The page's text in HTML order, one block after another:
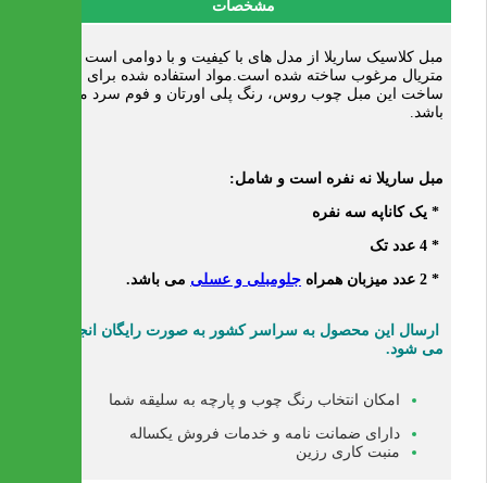
مشخصات
مبل کلاسیک ساریلا از مدل های با کیفیت و با دوامی است که از
متریال مرغوب ساخته شده است.مواد استفاده شده برای
ساخت این مبل چوب روس، رنگ پلی اورتان و فوم سرد می
باشد.
مبل ساریلا نه نفره است و شامل:
* یک کاناپه سه نفره
* 4 عدد تک
* 2 عدد میزبان همراه جلومبلی و عسلی می باشد.
ارسال این محصول به سراسر کشور به صورت رایگان انجام
می شود.
امکان انتخاب رنگ چوب و پارچه به سلیقه شما
دارای ضمانت نامه و خدمات فروش یکساله
منبت کاری رزین